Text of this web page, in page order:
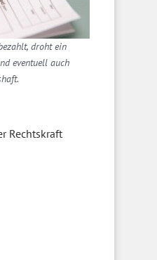
droht ein
eventuell auch
Rechtskraft